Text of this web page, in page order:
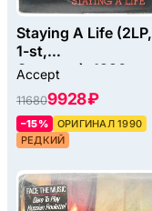
Staying A Life (2LP,
1-st,
Germany), 1990
Accept
116809928 ₽
–15%
ОРИГИНАЛ 1990
РЕДКИЙ